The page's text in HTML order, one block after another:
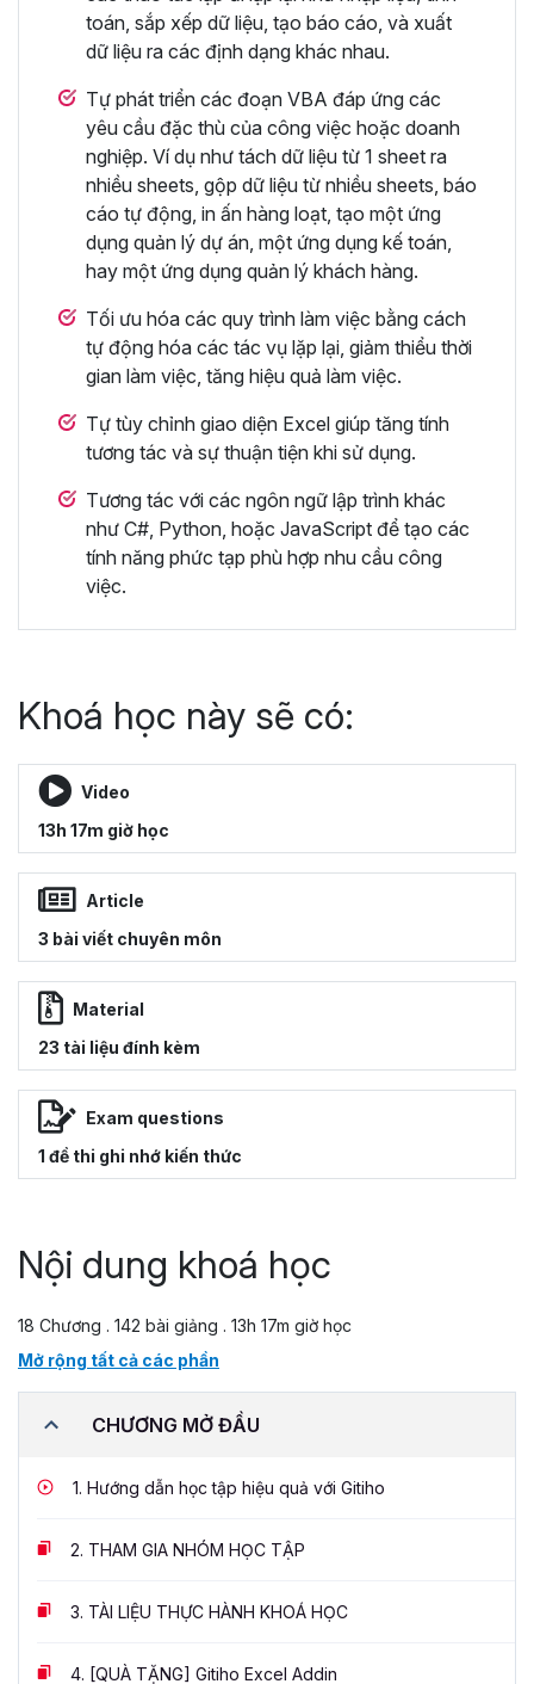
toán, sắp xếp dữ liệu, tạo báo cáo, và xuất
dữ liệu ra các định dạng khác nhau.
Tự phát triển các đoạn VBA đáp ứng các
yêu cầu đặc thù của công việc hoặc doanh
nghiệp. Ví dụ như tách dữ liệu từ 1 sheet ra
nhiều sheets, gộp dữ liệu từ nhiều sheets, báo
cáo tự động, in ấn hàng loạt, tạo một ứng
dụng quản lý dự án, một ứng dụng kế toán,
hay một ứng dụng quản lý khách hàng.
Tối ưu hóa các quy trình làm việc bằng cách
tự động hóa các tác vụ lặp lại, giảm thiểu thời
gian làm việc, tăng hiệu quả làm việc.
Tự tùy chỉnh giao diện Excel giúp tăng tính
tương tác và sự thuận tiện khi sử dụng.
Tương tác với các ngôn ngữ lập trình khác
như C#, Python, hoặc JavaScript để tạo các
tính năng phức tạp phù hợp nhu cầu công
việc.
Khoá học này sẽ có:
Video
13h 17m giờ học
Article
3 bài viết chuyên môn
Material
23 tài liệu đính kèm
Exam questions
1 đề thi ghi nhớ kiến thức
Nội dung khoá học
18 Chương . 142 bài giảng . 13h 17m giờ học
Mở rộng tất cả các phần
CHƯƠNG MỞ ĐẦU
1. Hướng dẫn học tập hiệu quả với Gitiho
2. THAM GIA NHÓM HỌC TẬP
3. TÀI LIỆU THỰC HÀNH KHOÁ HỌC
4. [QUÀ TẶNG] Gitiho Excel Addin